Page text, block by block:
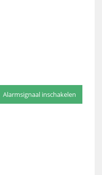
Alarmsignaal inschakelen